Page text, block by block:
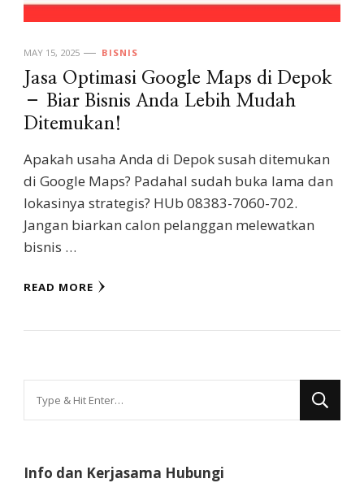
MAY 15, 2025 BISNIS
Jasa Optimasi Google Maps di Depok
– Biar Bisnis Anda Lebih Mudah
Ditemukan!
Apakah usaha Anda di Depok susah ditemukan
di Google Maps? Padahal sudah buka lama dan
lokasinya strategis? HUb 08383-7060-702.
Jangan biarkan calon pelanggan melewatkan
bisnis …
READ MORE
Info dan Kerjasama Hubungi